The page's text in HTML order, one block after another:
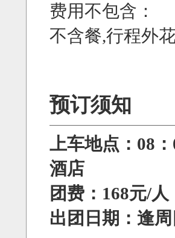
费用不包含：
不含餐,行程外
预订须知
上车地点：08
酒店
团费：168元/
出团日期：逢